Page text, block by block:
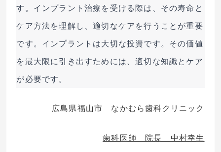
す。インプラント治療を受ける際は、その寿命と
ケア方法を理解し、適切なケアを行うことが重要
です。インプラントは大切な投資です。その価値
を最大限に引き出すためには、適切な知識とケア
が必要です。
広島県福山市 なかむら歯科クリニック
歯科医師 院長 中村幸生